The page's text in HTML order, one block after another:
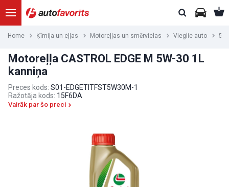
Home Ķīmija un eļļas Motoreļļas un smērvielas Vieglie auto
Motoreļļa CASTROL EDGE M 5W-30 1L
kanniņa
Preces kods: S01-EDGETITFST5W30M-1
Ražotāja kods: 15F6DA
Vairāk par šo preci